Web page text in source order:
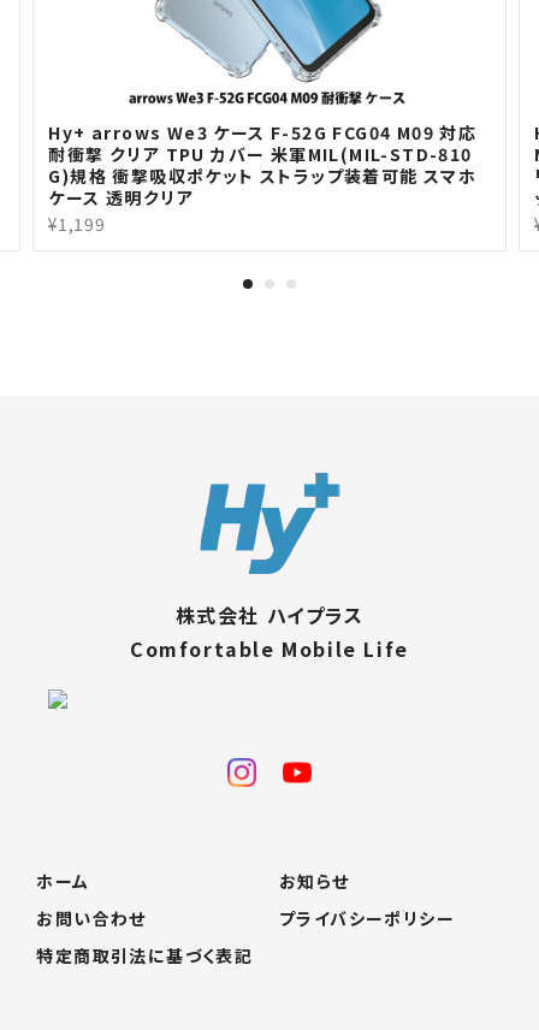
Hy+ arrows We3 ケース F-52G FCG04 M09 対応
耐衝撃 クリア TPU カバー 米軍MIL(MIL-STD-810
G)規格 衝撃吸収ポケット ストラップ装着可能 スマホ
ケース 透明クリア
¥1,199
株式会社 ハイプラス
Comfortable Mobile Life
ホーム
お知らせ
お問い合わせ
プライバシーポリシー
特定商取引法に基づく表記